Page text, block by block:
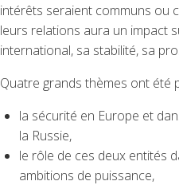
intérêts seraient communs ou
leurs relations aura un impact
international, sa stabilité, sa
Quatre grands thèmes ont été
la sécurité en Europe et
la Russie,
le rôle de ces deux entités
ambitions de puissance,